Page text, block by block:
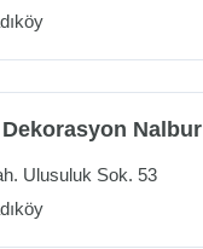
Dekorasyon Nalbur
Ulusuluk Sok. 53